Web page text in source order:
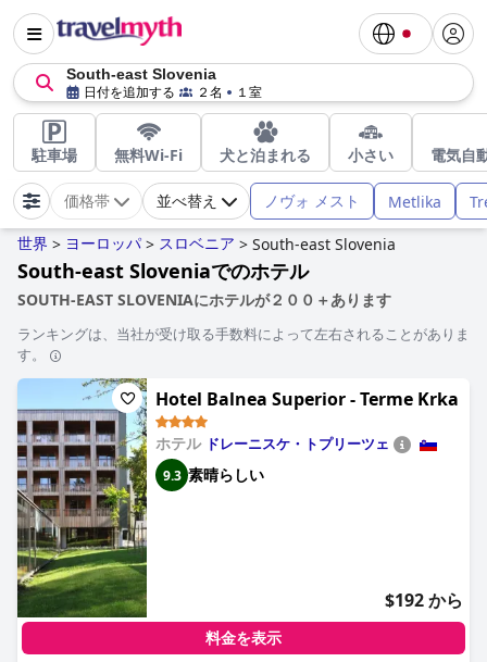
South-east Slovenia
日付を追加する ２名 １室
駐車場 無料Wi-Fi 犬と泊まれる 小さい 電気自
価格帯 並べ替え ノヴォ メスト Metlika
世界 > ヨーロッパ > スロベニア > South-east Slovenia
South-east Sloveniaでのホテル
SOUTH-EAST SLOVENIAにホテルが２００＋あります
ランキングは、当社が受け取る手数料によって左右されることがありま
す。
Hotel Balnea Superior - Terme Krka
ホテル ドレーニスケ・トプリーツェ
9.3 素晴らしい
$192 から
料金を表示